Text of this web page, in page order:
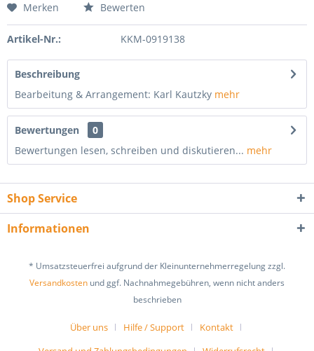
Merken Bewerten
Artikel-Nr.: KKM-0919138
Beschreibung
Bearbeitung & Arrangement: Karl Kautzky mehr
Bewertungen
0
Bewertungen lesen, schreiben und diskutieren... mehr
Shop Service
Informationen
* Umsatzsteuerfrei aufgrund der Kleinunternehmerregelung zzgl.
Versandkosten und ggf. Nachnahmegebühren, wenn nicht anders
beschrieben
Über uns Hilfe / Support
Kontakt